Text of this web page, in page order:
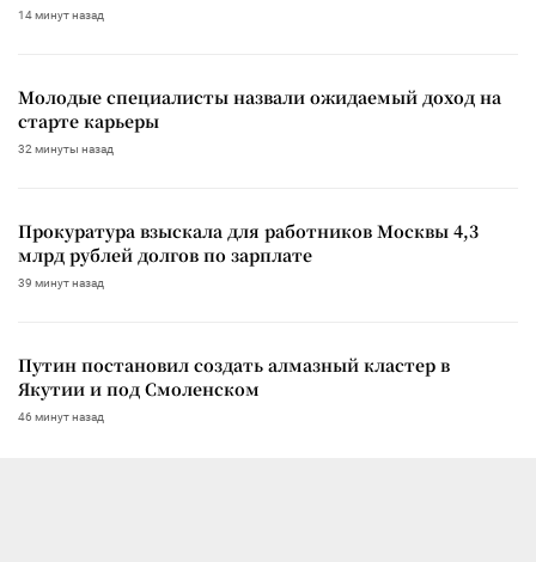
14 минут назад
Молодые специалисты назвали ожидаемый доход на
старте карьеры
32 минуты назад
Прокуратура взыскала для работников Москвы 4,3
млрд рублей долгов по зарплате
39 минут назад
Путин постановил создать алмазный кластер в
Якутии и под Смоленском
46 минут назад